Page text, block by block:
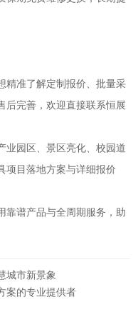
精准了解定制报价、批量采
后完善，欢迎直接联系恒展
业园区、景区亮化、校园道
项目落地方案与详细报价
靠谱产品与全周期服务，助
城市新景象
案的专业提供者